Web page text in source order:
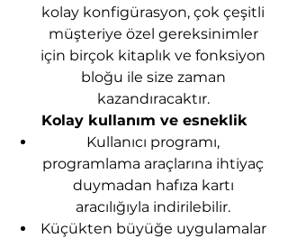
kolay konfigürasyon, çok çeşitli
müşteriye özel gereksinimler
için birçok kitaplık ve fonksiyon
bloğu ile size zaman
kazandıracaktır.
Kolay kullanım ve esneklik
Kullanıcı programı,
programlama araçlarına ihtiyaç
duymadan hafıza kartı
aracılığıyla indirilebilir.
Küçükten büyüğe uygulamalar